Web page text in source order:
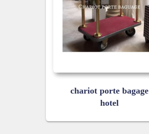
chariot porte bagage
hotel